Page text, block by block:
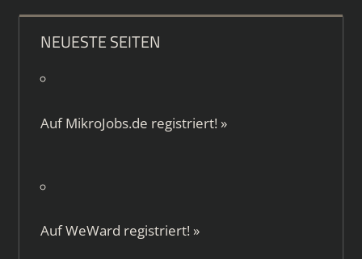
NEUESTE SEITEN
AufMikroJobs.de registriert! »
AufWeWard registriert! »